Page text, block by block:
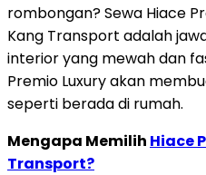
rombongan? Sewa Hiace
Kang Transport adalah
interior yang mewah dan
Premio Luxury akan
seperti berada di rumah.
Mengapa Memilih Hiace
Transport?